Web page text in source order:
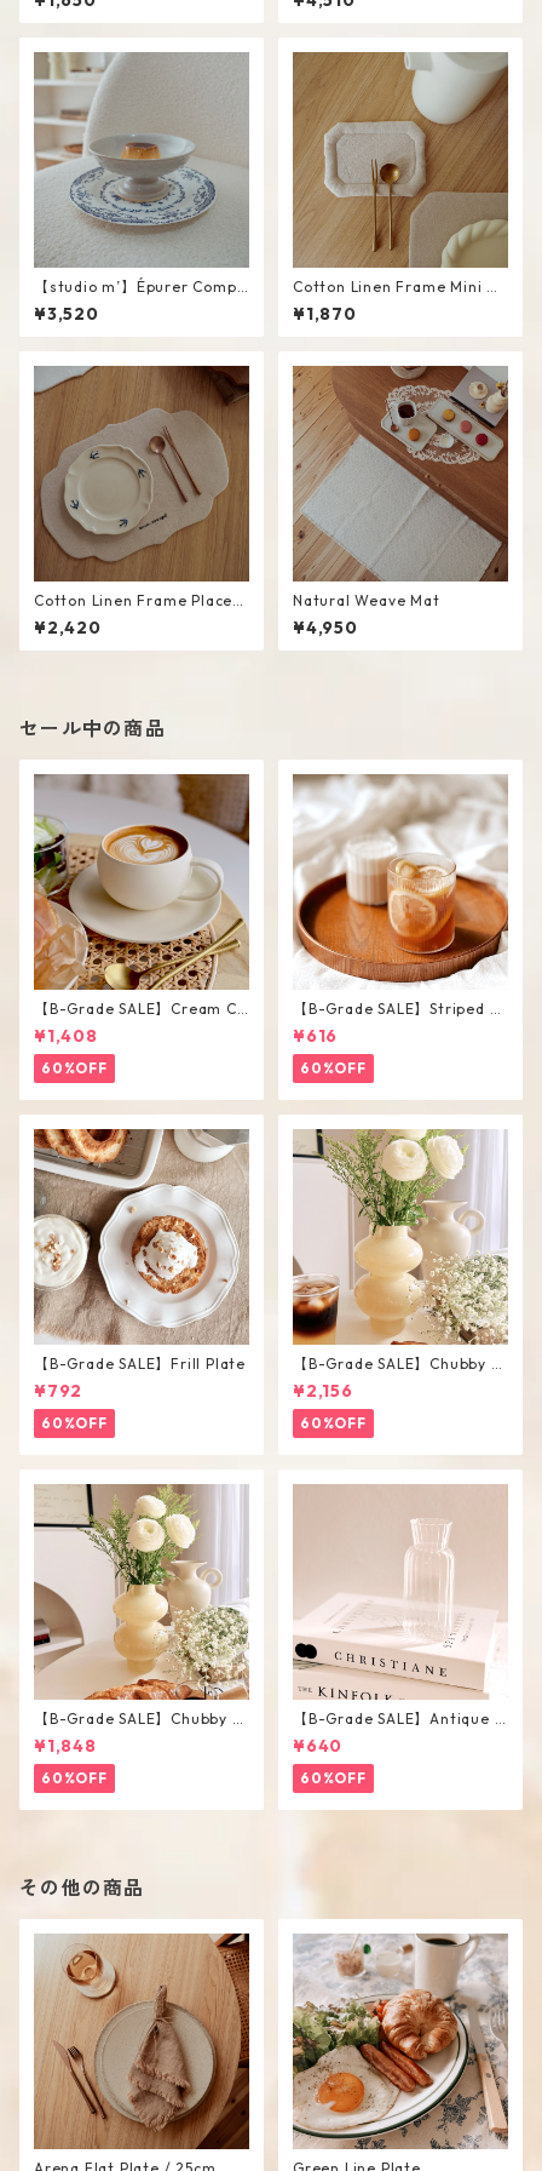
【studio m’】Épurer Compo
te #White / M
¥3,520
Cotton Linen Frame Mini M
at #Beige
¥1,870
Cotton Linen Frame Placem
at #Beige
¥2,420
Natural Weave Mat
¥4,950
セール中の商品
【B-Grade SALE】Cream Co
lor Round Shape Cup Saucer
Set
¥1,408
60%OFF
【B-Grade SALE】Striped Sh
ort Glass / M
¥616
60%OFF
【B-Grade SALE】Frill Plate
¥792
60%OFF
【B-Grade SALE】Chubby V
ase / L
¥2,156
60%OFF
【B-Grade SALE】Chubby V
ase / M
¥1,848
60%OFF
【B-Grade SALE】Antique F
lower Vase #C
¥640
60%OFF
その他の商品